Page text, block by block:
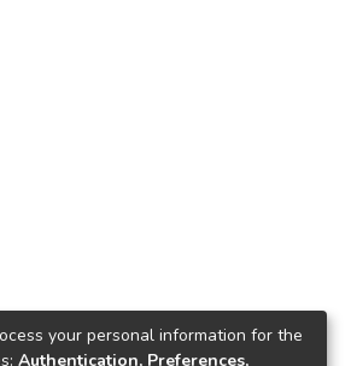
your personal information for the
Authentication, Preferences,